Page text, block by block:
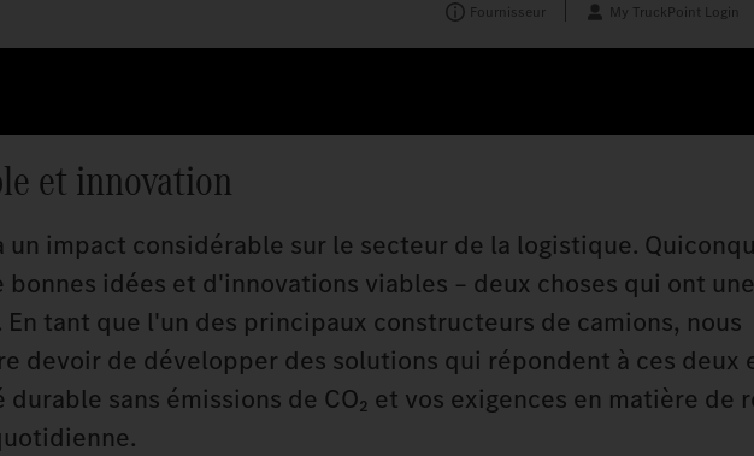
Fournisseur My TruckPoint Login
et innovation
impact considérable sur le secteur de la logistique.
bonnes idées et d'innovations viables – deux choses qui ont
En tant que l'un des principaux constructeurs de camions, nous
devoir de développer des solutions qui répondent à ces deux
sans émissions de CO₂ et vos exigences en matière de